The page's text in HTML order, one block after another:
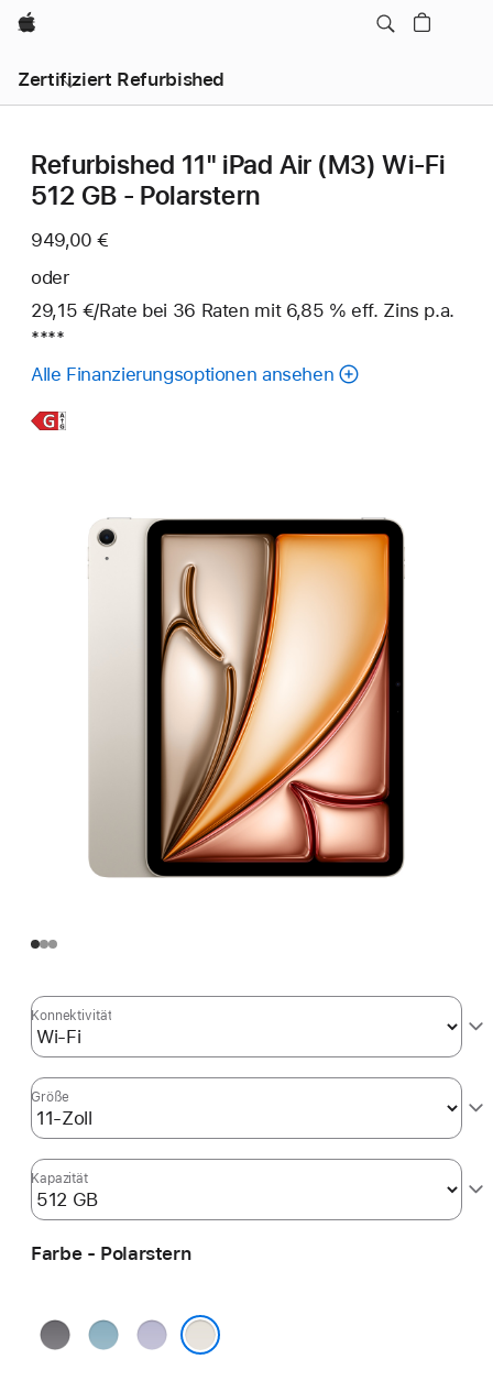
Apple
Zertifiziert Refurbished
Refurbished 11" iPad Air (M3) Wi‑Fi
512 GB - Polarstern
949,00 €
oder
29,15 €/Rate pro
bei 36 Raten Raten
mit 6,85 % eff. Zins p.a.
****
Alle Finanzierungsoptionen ansehen
Weitere
Konnektivität
Größe
Kapazität
Farbe - Polarstern
Space Grau
Blau Violett